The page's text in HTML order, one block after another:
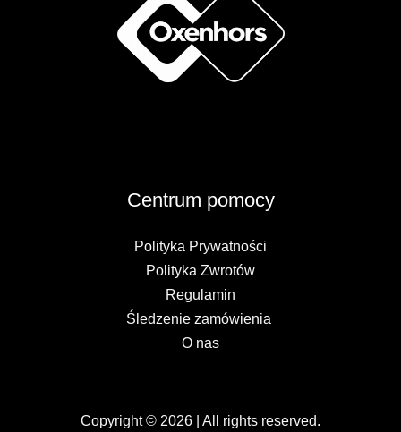
Centrum pomocy
Polityka Prywatności
Polityka Zwrotów
Regulamin
Śledzenie zamówienia
O nas
Copyright © 2026 | All rights reserved.